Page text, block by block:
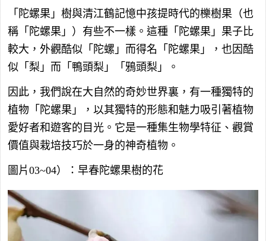
「陀螺果」樹與清江鶴記憶中孩提時代的櫟樹果（也
稱「陀螺果」）有些不一樣。這種「陀螺果」果子比
較大，外觀酷似「陀螺」而得名「陀螺果」，也因酷
似「梨」而「鴨頭梨」「鴉頭梨」。
因此，我們說在大自然的奇妙世界裏，有一種獨特的
植物「陀螺果」，以其獨特的形態和魅力吸引著植物
愛好者和遊客的目光。它是一種集生物學特征、觀賞
價值與栽培技巧於一身的神奇植物。
圖片03~04）：早春陀螺果樹的花